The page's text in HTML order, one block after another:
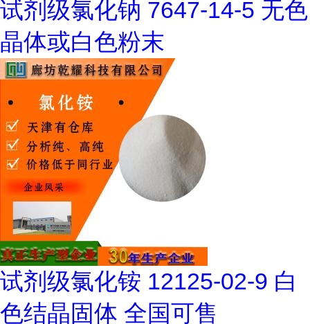
试剂级氯化钠 7647-14-5 无色
晶体或白色粉末
试剂级氯化铵 12125-02-9 白
色结晶固体 全国可售